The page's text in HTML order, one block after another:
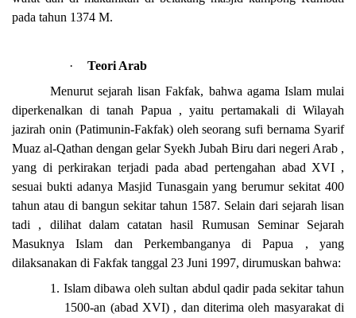
pada tahun 1374 M.
·
Teori Arab
Menurut sejarah lisan Fakfak, bahwa agama Islam mulai
diperkenalkan di tanah Papua , yaitu pertamakali di Wilayah
jazirah onin (Patimunin-Fakfak) oleh seorang sufi bernama Syarif
Muaz al-Qathan dengan gelar Syekh Jubah Biru dari negeri Arab ,
yang di perkirakan terjadi pada abad pertengahan abad XVI ,
sesuai bukti adanya Masjid Tunasgain yang berumur sekitat 400
tahun atau di bangun sekitar tahun 1587. Selain dari sejarah lisan
tadi , dilihat dalam catatan hasil Rumusan Seminar Sejarah
Masuknya Islam dan Perkembanganya di Papua , yang
dilaksanakan di Fakfak tanggal 23 Juni 1997, dirumuskan bahwa:
1. Islam dibawa oleh sultan abdul qadir pada sekitar tahun
1500-an (abad XVI) , dan diterima oleh masyarakat di